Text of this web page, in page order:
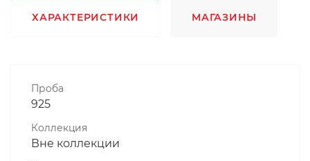
ХАРАКТЕРИСТИКИ МАГАЗИНЫ
Проба
925
Коллекция
Вне коллекции